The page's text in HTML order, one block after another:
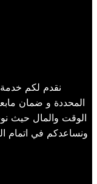
نقدم لكم خدمة
المحددة و ضمان
الوقت والمال حيث
ونساعدكم في اتمام